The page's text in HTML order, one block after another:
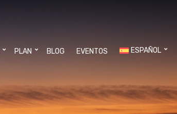
PLAN BLOG EVENTOS ESPAÑOL